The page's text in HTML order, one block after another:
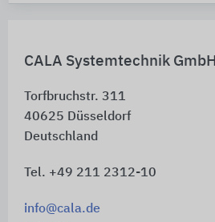
CALA Systemtechnik GmbH
Torfbruchstr. 311
40625 Düsseldorf
Deutschland
Tel. +49 211 2312-10
info@cala.de